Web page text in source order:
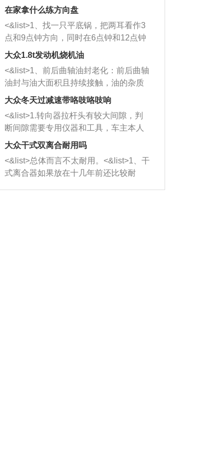
者是细棍，直接将杂物给取出来，如果
堵塞情况比较严重，也可以采取应急措
施。 <&list>2、直接利用木棍将所有的
杂物推到排气管里面的位置处，然后将
三元催化器拆解开，就可以将堵塞的东
西取出来。但如果是因为积碳过多引起
的堵塞，就需要将三元催化器泡在草酸
洗剂对堵塞的情况得到解决，将清洗剂
放在燃油箱中，与燃油混合后，车辆启
动时，就可以和汽油一起进入到燃烧
室，最后形成废气排出，就可以让三元
催化器得到清洗，排气管堵塞的情况就
能够得到解决。
在家拿什么练方向盘
<&list>1、找一只平底锅，把两耳看作3
点和9点钟方向，同时在6点钟和12点钟
方向做一个标记。 <&list>2、双手握住
一圈半的练习，往右同样也要打相同的
圈数。 <&list>3、最后强调要反复练
习，这样就可以形成肌肉记忆，在真实
驾驶车辆时，不需要记忆也能打好方
向。
大众1.8t发动机烧机油
<&list>1、前后曲轴油封老化：前后曲轴
油封与油大面积且持续接触，油的杂质
和发动机内持续温度变化使其密封效果
逐渐减弱，导致渗油或漏油。<&list>2、
活塞间隙过大：积碳会使活塞环与缸体
的间隙扩大，导致机油流入燃烧室中，
造成烧机油。<&list>3、机油粘度。使用
机油粘度过小的话，同样会有烧机油现
象，机油粘度过小具有很好的流动性，
大众冬天过减速带咯吱咯吱响
<&list>1.转向器拉杆头有较大间隙，判
断间隙需要专用仪器和工具，车主本人
无法制作，需要将车辆送到修理厂或4s
店；<&list>2.车辆半轴套管防尘罩破
裂，破裂后会出现漏油现象，使半轴磨
损严重，磨损的半轴容易损坏，产生异
响；<&list>3.稳定器的转向胶套和球头
大众干式双离合耐用吗
<&list>总体而言不太耐用。<&list>1、干
式离合器如果放在十几年前还比较耐